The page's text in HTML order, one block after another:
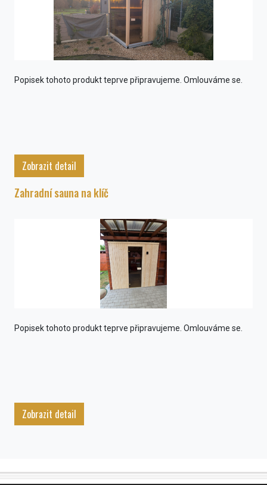
Popisek tohoto produkt teprve připravujeme. Omlouváme se.
Zobrazit detail
Zahradní sauna na klíč
Popisek tohoto produkt teprve připravujeme. Omlouváme se.
Zobrazit detail